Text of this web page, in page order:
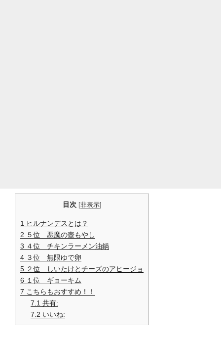
目次 [非表示]
1 ヒルナンデスとは？
2 ５位 悪魔の壺もやし
3 ４位 チキンラーメン油鍋
4 ３位 無限ゆで卵
5 ２位 しいたけとチーズのアヒージョ
6 １位 ギョーキム
7 こちらもおすすめ！！
7.1 共有:
7.2 いいね: